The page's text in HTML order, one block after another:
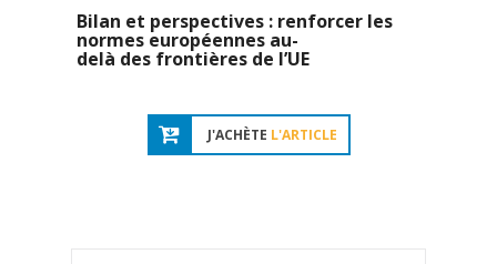
Bilan et perspectives : renforcer les
normes européennes au-
delà des frontières de l’UE
J'ACHÈTE L'ARTICLE